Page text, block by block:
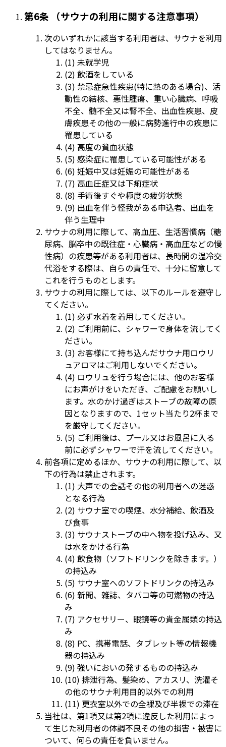
第6条 （サウナの利用に関する注意事項）
次のいずれかに該当する利用者は、サウナを利用
してはなりません。
(1) 未就学児
(2) 飲酒をしている
(3) 禁忌症急性疾患(特に熱のある場合)、活
動性の結核、悪性腫瘍、重い心臓病、呼吸
不全、髄不全又は腎不全、出血性疾患、皮
膚疾患その他の一般に病勢進行中の疾患に
罹患している
(4) 高度の貧血状態
(5) 感染症に罹患している可能性がある
(6) 妊娠中又は妊娠の可能性がある
(7) 高血圧症又は下痢症状
(8) 手術後すぐや極度の疲労状態
(9) 出血を伴う怪我がある申込者、出血を
伴う生理中
サウナの利用に際して、高血圧、生活習慣病（糖
尿病、脳卒中の既往症・心臓病・高血圧などの慢
性病）の疾患等がある利用者は、長時間の温冷交
代浴をする際は、自らの責任で、十分に留意して
これを行うものとします。
サウナの利用に際しては、以下のルールを遵守し
てください。
(1) 必ず水着を着用してください。
(2) ご利用前に、シャワーで身体を流してく
ださい。
(3) お客様にて持ち込んだサウナ用ロウリ
ュアロマはご利用しないでください。
(4) ロウリュを行う場合には、他のお客様
にお声がけをいただき、ご配慮をお願いし
ます。水のかけ過ぎはストーブの故障の原
因となりますので、1セット当たり2杯まで
を厳守してください。
(5) ご利用後は、プール又はお風呂に入る
前に必ずシャワーで汗を流してください。
前各項に定めるほか、サウナの利用に際して、以
下の行為は禁止されます。
(1) 大声での会話その他の利用者への迷惑
となる行為
(2) サウナ室での喫煙、水分補給、飲酒及
び食事
(3) サウナストーブの中へ物を投げ込み、又
は水をかける行為
(4) 飲食物（ソフトドリンクを除きます。）
の持込み
(5) サウナ室へのソフトドリンクの持込み
(6) 新聞、雑誌、タバコ等の可燃物の持込
み
(7) アクセサリー、眼鏡等の貴金属類の持込
み
(8) PC、携帯電話、タブレット等の情報機
器の持込み
(9) 強いにおいの発するものの持込み
(10) 排泄行為、髪染め、アカスリ、洗濯そ
の他のサウナ利用目的以外での利用
(11) 更衣室以外での全裸及び半裸での滞在
当社は、第1項又は第2項に違反した利用によっ
て生じた利用者の体調不良その他の損害・被害に
ついて、何らの責任を負いません。